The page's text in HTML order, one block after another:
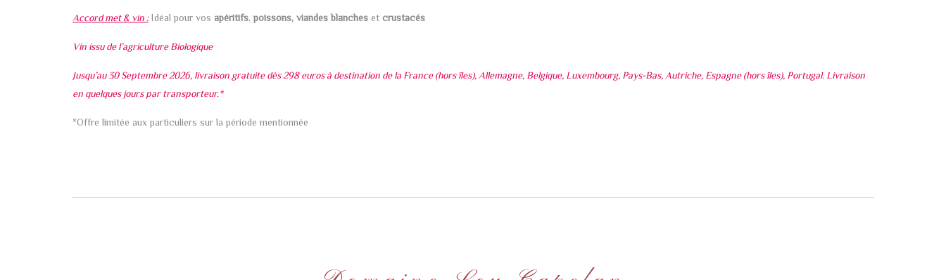
Accord met & vin :Idéal pour vos apéritifs,poissons, viandes blanches et crustacés
Vin issu de l’agriculture Biologique
Jusqu’au 30 Septembre 2026, livraison gratuite dès 298 euros à destination de la France (hors îles), Allemagne, Belgique, Luxembourg, Pays-Bas, Autriche, Espagne (hors îles), Portugal. Livraison
en quelques jours par transporteur.*
*Offre limitée aux particuliers sur la période mentionnée